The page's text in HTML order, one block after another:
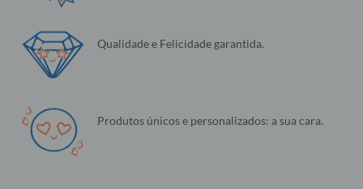
Qualidade e Felicidade garantida.
Produtos únicos e personalizados: a sua cara.